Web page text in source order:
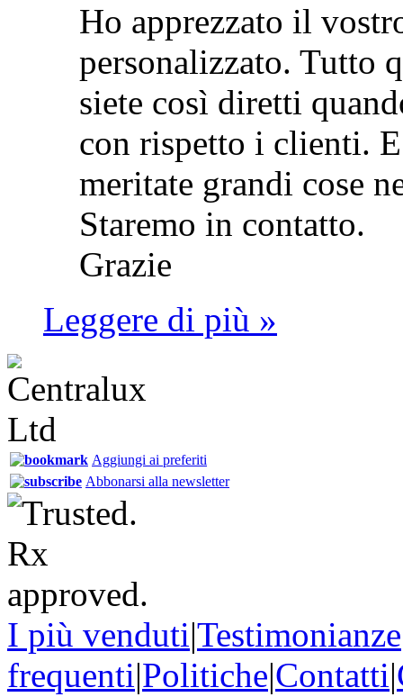
Ho apprezzato il
personalizzato. Tutto
siete così diretti
con rispetto i clienti.
meritate grandi cose
Staremo in contatto.
Grazie
Leggere di più »
Aggiungi ai preferiti
Abbonarsi alla newsletter
I più venduti|Testimonianze
frequenti|Politiche|Contatti|